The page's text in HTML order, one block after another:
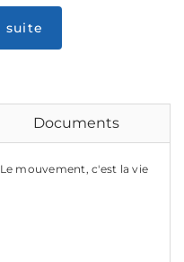
Documents
Le mouvement, c'est la vie